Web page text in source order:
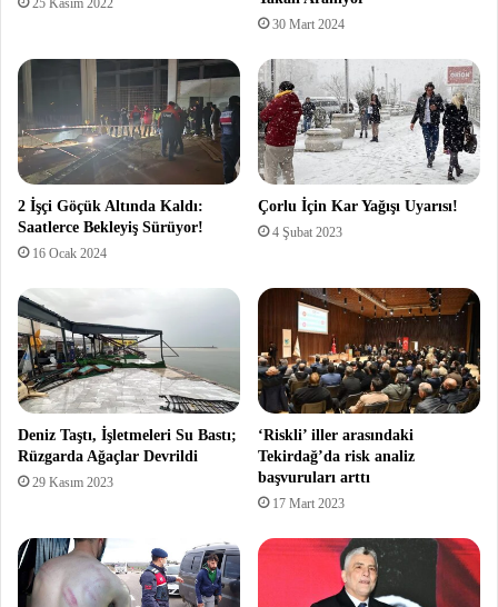
25 Kasım 2022
30 Mart 2024
2 İşçi Göçük Altında Kaldı:
Saatlerce Bekleyiş Sürüyor!
16 Ocak 2024
Çorlu İçin Kar Yağışı Uyarısı!
4 Şubat 2023
Deniz Taştı, İşletmeleri Su Bastı;
Rüzgarda Ağaçlar Devrildi
29 Kasım 2023
‘Riskli’ iller arasındaki
Tekirdağ’da risk analiz
başvuruları arttı
17 Mart 2023